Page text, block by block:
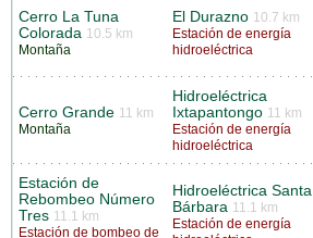
Cerro La Tuna
Colorada 10.5 km
Montaña
El Durazno 10.7 km
Estación de energía
hidroeléctrica
Cerro Grande 11 km
Montaña
Hidroeléctrica
Ixtapantongo 11 km
Estación de energía
hidroeléctrica
Estación de
Rebombeo Número
Tres 11.1 km
Estación de bombeo de
Hidroeléctrica Santa
Bárbara 11.1 km
Estación de energía